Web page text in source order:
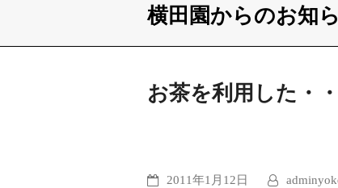
横田園からのお知
お茶を利用した・
2011年1月12日